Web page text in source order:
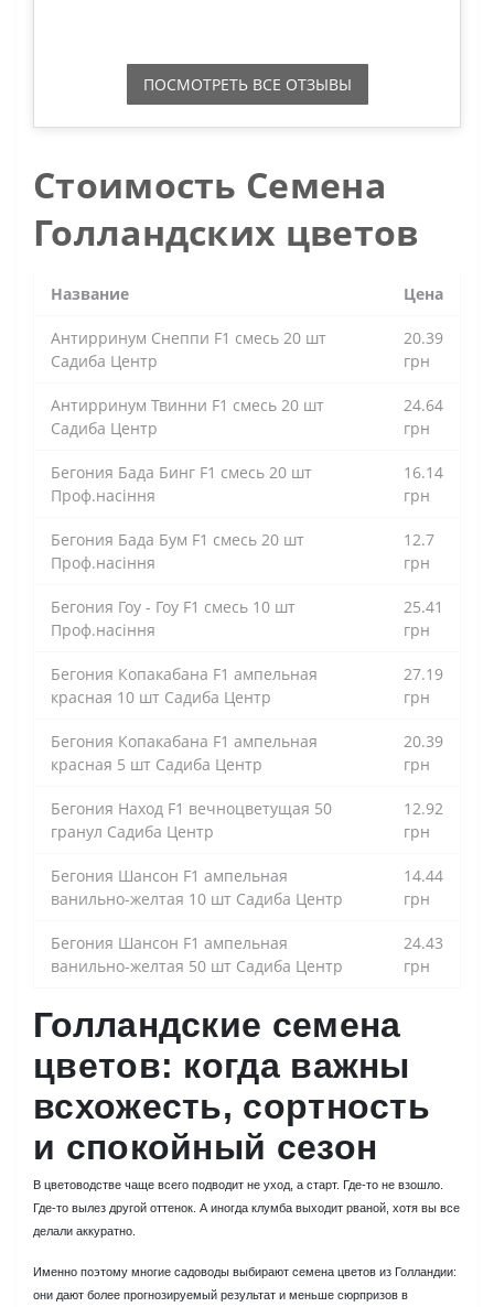
ПОСМОТРЕТЬ ВСЕ ОТЗЫВЫ
Стоимость Семена
Голландских цветов
Название Цена
Антирринум Снеппи F1 смесь 20 шт
Садиба Центр
20.39
грн
Антирринум Твинни F1 смесь 20 шт
Садиба Центр
24.64
грн
Бегония Бада Бинг F1 смесь 20 шт
Проф.насіння
16.14
грн
Бегония Бада Бум F1 смесь 20 шт
Проф.насіння
12.7
грн
Бегония Гоу - Гоу F1 смесь 10 шт
Проф.насіння
25.41
грн
Бегония Копакабана F1 ампельная
красная 10 шт Садиба Центр
27.19
грн
Бегония Копакабана F1 ампельная
красная 5 шт Садиба Центр
20.39
грн
Бегония Наход F1 вечноцветущая 50
гранул Садиба Центр
12.92
грн
Бегония Шансон F1 ампельная
ванильно-желтая 10 шт Садиба Центр
14.44
грн
Бегония Шансон F1 ампельная
ванильно-желтая 50 шт Садиба Центр
24.43
грн
Голландские семена
цветов: когда важны
всхожесть, сортность
и спокойный сезон
В цветоводстве чаще всего подводит не уход, а старт. Где-то не взошло.
Где-то вылез другой оттенок. А иногда клумба выходит рваной, хотя вы все
делали аккуратно.
Именно поэтому многие садоводы выбирают семена цветов из Голландии:
они дают более прогнозируемый результат и меньше сюрпризов в